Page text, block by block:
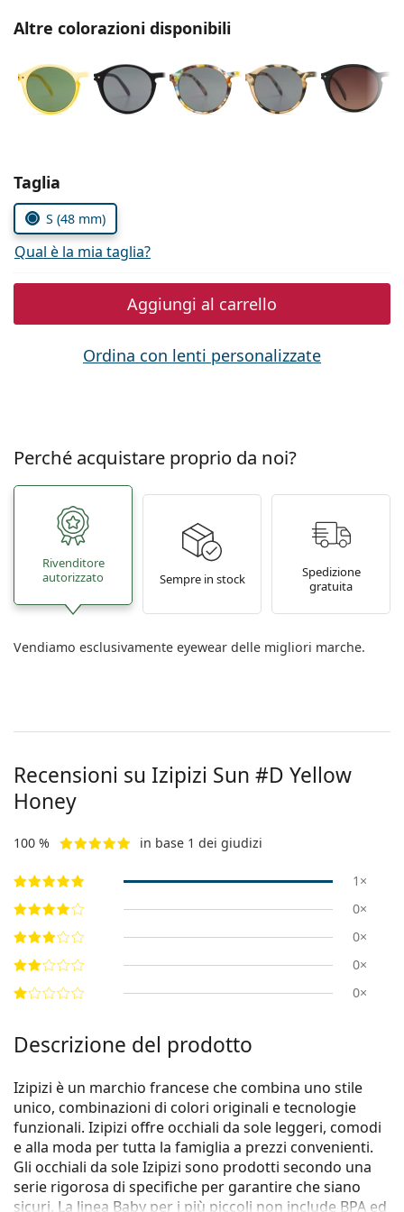
Tutte le marche
Altre colorazioni disponibili
Seleziona i parametri
Taglia
S (48 mm)
Qual è la mia taglia?
Aggiungi al carrello
Ordina con lenti personalizzate
Perché acquistare proprio da noi?
Rivenditore
autorizzato
Sempre in stock
Spedizione
gratuita
Vendiamo esclusivamente eyewear delle migliori marche.
Recensioni su Izipizi Sun #D Yellow
Honey
100 % in base 1 dei giudizi
1×
0×
0×
0×
0×
Descrizione del prodotto
Izipizi è un marchio francese che combina uno stile
unico, combinazioni di colori originali e tecnologie
funzionali. Izipizi offre occhiali da sole leggeri, comodi
e alla moda per tutta la famiglia a prezzi convenienti.
Gli occhiali da sole Izipizi sono prodotti secondo una
serie rigorosa di specifiche per garantire che siano
sicuri. La linea Baby per i più piccoli non include BPA ed